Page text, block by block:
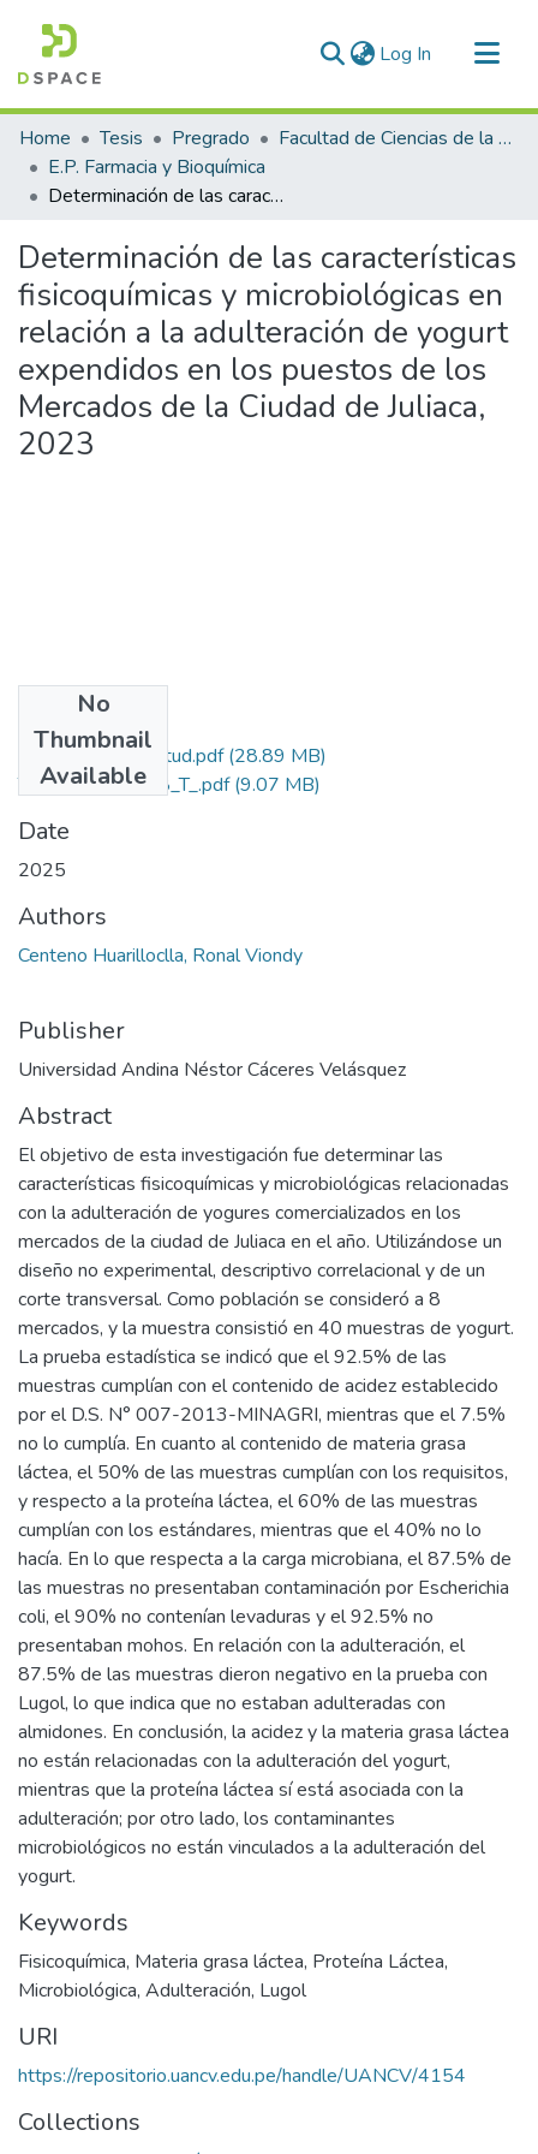
Log In (current)
Communities & Collections
All of DSpace
Statistics
Home Tesis Pregrado
Facultad de Ciencias de la Salud
E.P. Farmacia y Bioquímica
Determinación de las características fisicoquímicas y microbiológicas en relación a la adulteración de yogurt expendidos en los puestos de los Mercados de la Ciudad de Juliaca, 2023
Determinación de las características
fisicoquímicas y microbiológicas en
relación a la adulteración de yogurt
expendidos en los puestos de los
Mercados de la Ciudad de Juliaca,
2023
No
Thumbnail
Available
Grado de Similitud.pdf(28.89 MB)
T036_71019708_T_.pdf(9.07 MB)
Date
2025
Authors
Centeno Huarilloclla, Ronal Viondy
Publisher
Universidad Andina Néstor Cáceres Velásquez
Abstract
El objetivo de esta investigación fue determinar las
características fisicoquímicas y microbiológicas relacionadas
con la adulteración de yogures comercializados en los
mercados de la ciudad de Juliaca en el año. Utilizándose un
diseño no experimental, descriptivo correlacional y de un
corte transversal. Como población se consideró a 8
mercados, y la muestra consistió en 40 muestras de yogurt.
La prueba estadística se indicó que el 92.5% de las
muestras cumplían con el contenido de acidez establecido
por el D.S. N° 007-2013-MINAGRI, mientras que el 7.5%
no lo cumplía. En cuanto al contenido de materia grasa
láctea, el 50% de las muestras cumplían con los requisitos,
y respecto a la proteína láctea, el 60% de las muestras
cumplían con los estándares, mientras que el 40% no lo
hacía. En lo que respecta a la carga microbiana, el 87.5% de
las muestras no presentaban contaminación por Escherichia
coli, el 90% no contenían levaduras y el 92.5% no
presentaban mohos. En relación con la adulteración, el
87.5% de las muestras dieron negativo en la prueba con
Lugol, lo que indica que no estaban adulteradas con
almidones. En conclusión, la acidez y la materia grasa láctea
no están relacionadas con la adulteración del yogurt,
mientras que la proteína láctea sí está asociada con la
adulteración; por otro lado, los contaminantes
microbiológicos no están vinculados a la adulteración del
yogurt.
Keywords
Fisicoquímica, Materia grasa láctea, Proteína Láctea,
Microbiológica, Adulteración, Lugol
URI
https://repositorio.uancv.edu.pe/handle/UANCV/4154
Collections